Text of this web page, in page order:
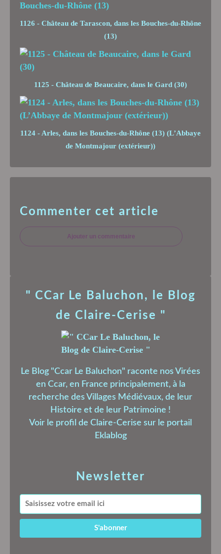
1126 - Château de Tarascon, dans les Bouches-du-Rhône
(13)
1125 - Château de Beaucaire, dans le Gard (30)
1124 - Arles, dans les Bouches-du-Rhône (13) (L’Abbaye
de Montmajour (extérieur))
Commenter cet article
Ajouter un commentaire
Newsletter
" CCar Le Baluchon, le Blog
de Claire-Cerise "
Le Blog "Ccar Le Baluchon" raconte nos Virées
en Ccar, en France principalement, à la
recherche des Villages Médiévaux, de leur
Histoire et de leur Patrimoine !
Voir le profil de Claire-Cerise sur le portail
Eklablog